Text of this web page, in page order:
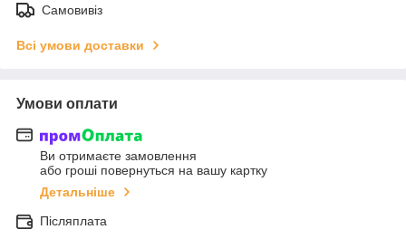
Самовивіз
Всі умови доставки
Умови оплати
Ви отримаєте замовлення
або гроші повернуться на вашу картку
Детальніше
Післяплата